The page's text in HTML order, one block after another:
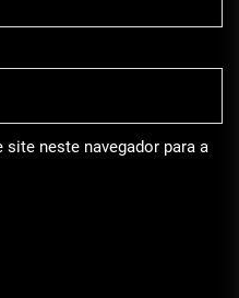
neste navegador para a